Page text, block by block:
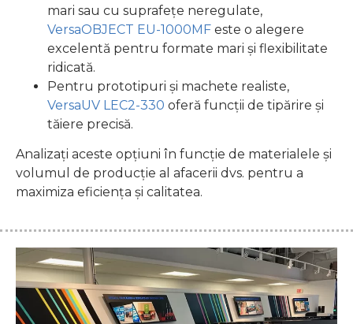
mari sau cu suprafețe neregulate,
VersaOBJECT EU-1000MF este o alegere
excelentă pentru formate mari și flexibilitate
ridicată.
Pentru prototipuri și machete realiste,
VersaUV LEC2-330 oferă funcții de tipărire și
tăiere precisă.
Analizați aceste opțiuni în funcție de materialele și
volumul de producție al afacerii dvs. pentru a
maximiza eficiența și calitatea.